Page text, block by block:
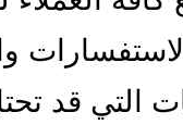
التي قد